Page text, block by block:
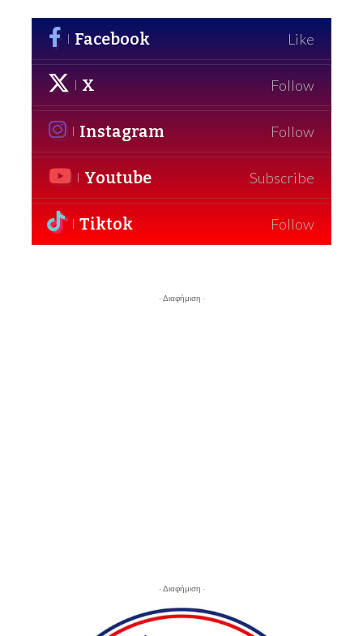
Facebook Like
X Follow
Instagram Follow
Youtube Subscribe
Tiktok Follow
- Διαφήμιση -
- Διαφήμιση -